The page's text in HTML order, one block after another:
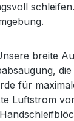
breite
für
Luftstrom